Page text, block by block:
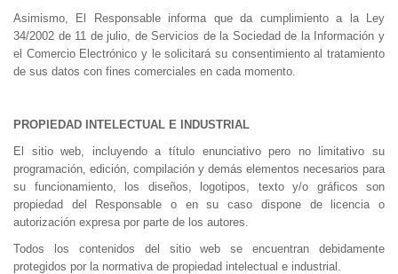
Asimismo, El Responsable informa que da cumplimiento a la Ley
34/2002 de 11 de julio, de Servicios de la Sociedad de la Información y
el Comercio Electrónico y le solicitará su consentimiento al tratamiento
de sus datos con fines comerciales en cada momento.
PROPIEDAD INTELECTUAL E INDUSTRIAL
El sitio web, incluyendo a título enunciativo pero no limitativo su
programación, edición, compilación y demás elementos necesarios para
su funcionamiento, los diseños, logotipos, texto y/o gráficos son
propiedad del Responsable o en su caso dispone de licencia o
autorización expresa por parte de los autores.
Todos los contenidos del sitio web se encuentran debidamente
protegidos por la normativa de propiedad intelectual e industrial.